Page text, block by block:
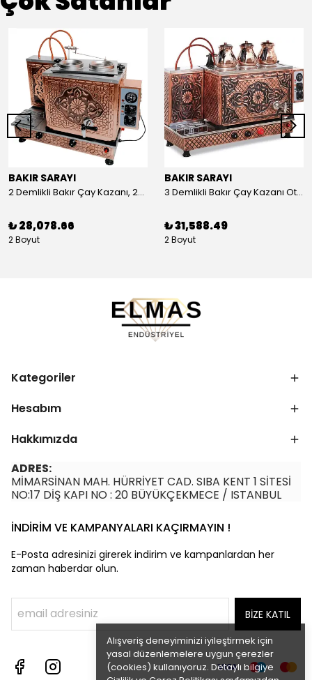
Alışveriş deneyiminizi iyileştirmek için
yasal düzenlemelere uygun çerezler
(cookies) kullanıyoruz. Detaylı bilgiye
BAKIR SARAYI
2 Demlikli Bakır Çay Kazanı, 25 Litre
₺ 28,078.66
2 Boyut
BAKIR SARAYI
3 Demlikli Bakır Çay Kazanı Otomatik, 30 Litre
₺ 31,588.49
2 Boyut
Kategoriler
Hesabım
Hakkımızda
ADRES:
MİMARSİNAN MAH. HÜRRİYET CAD. SIBA KENT 1 SİTESİ
NO:17 DİŞ KAPI NO : 20 BÜYÜKÇEKMECE / ISTANBUL
İNDİRİM VE KAMPANYALARI KAÇIRMAYIN !
E-Posta adresinizi girerek indirim ve kampanlardan her
zaman haberdar olun.
BİZE KATIL